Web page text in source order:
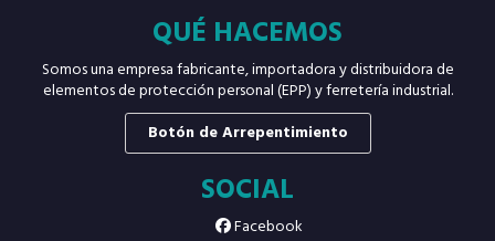
QUÉ HACEMOS
Somos una empresa fabricante, importadora y distribuidora de
elementos de protección personal (EPP) y ferretería industrial.
Botón de Arrepentimiento
SOCIAL
Facebook